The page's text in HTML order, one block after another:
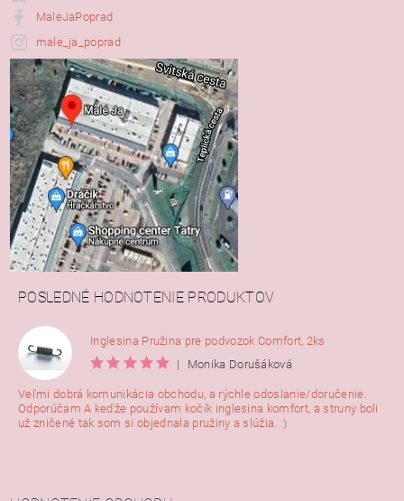
MaleJaPoprad
male_ja_poprad
POSLEDNÉ HODNOTENIE PRODUKTOV
Inglesina Pružina pre podvozok Comfort, 2ks
|
Monika Dorušáková
Veľmi dobrá komunikácia obchodu, a rýchle odoslanie/doručenie.
Odporúčam A keďže používam kočík inglesina komfort, a struny boli
už zničené tak som si objednala pružiny a slúžia. :)